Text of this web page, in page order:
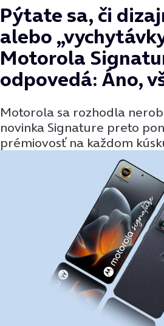
Pýtate sa, či
alebo
Motorola
odpovedá: Áno,
Motorola sa rozhodla
novinka Signature preto
prémiovosť na každom